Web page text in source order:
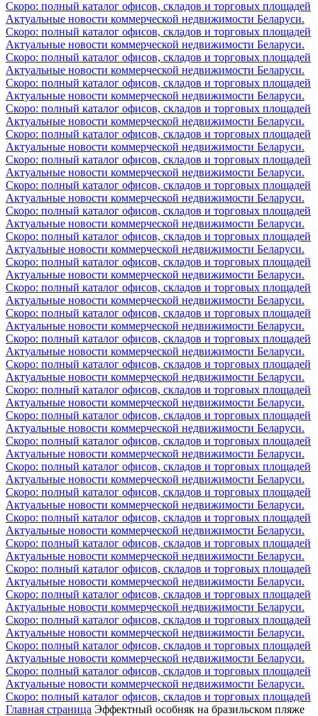
Скоро: полный каталог офисов, складов и торговых площадей
Актуальные новости коммерческой недвижимости Беларуси.
Скоро: полный каталог офисов, складов и торговых площадей
Актуальные новости коммерческой недвижимости Беларуси.
Скоро: полный каталог офисов, складов и торговых площадей
Актуальные новости коммерческой недвижимости Беларуси.
Скоро: полный каталог офисов, складов и торговых площадей
Актуальные новости коммерческой недвижимости Беларуси.
Скоро: полный каталог офисов, складов и торговых площадей
Актуальные новости коммерческой недвижимости Беларуси.
Скоро: полный каталог офисов, складов и торговых площадей
Актуальные новости коммерческой недвижимости Беларуси.
Скоро: полный каталог офисов, складов и торговых площадей
Актуальные новости коммерческой недвижимости Беларуси.
Скоро: полный каталог офисов, складов и торговых площадей
Актуальные новости коммерческой недвижимости Беларуси.
Скоро: полный каталог офисов, складов и торговых площадей
Актуальные новости коммерческой недвижимости Беларуси.
Скоро: полный каталог офисов, складов и торговых площадей
Актуальные новости коммерческой недвижимости Беларуси.
Скоро: полный каталог офисов, складов и торговых площадей
Актуальные новости коммерческой недвижимости Беларуси.
Скоро: полный каталог офисов, складов и торговых площадей
Актуальные новости коммерческой недвижимости Беларуси.
Скоро: полный каталог офисов, складов и торговых площадей
Актуальные новости коммерческой недвижимости Беларуси.
Скоро: полный каталог офисов, складов и торговых площадей
Актуальные новости коммерческой недвижимости Беларуси.
Скоро: полный каталог офисов, складов и торговых площадей
Актуальные новости коммерческой недвижимости Беларуси.
Скоро: полный каталог офисов, складов и торговых площадей
Актуальные новости коммерческой недвижимости Беларуси.
Скоро: полный каталог офисов, складов и торговых площадей
Актуальные новости коммерческой недвижимости Беларуси.
Скоро: полный каталог офисов, складов и торговых площадей
Актуальные новости коммерческой недвижимости Беларуси.
Скоро: полный каталог офисов, складов и торговых площадей
Актуальные новости коммерческой недвижимости Беларуси.
Скоро: полный каталог офисов, складов и торговых площадей
Актуальные новости коммерческой недвижимости Беларуси.
Скоро: полный каталог офисов, складов и торговых площадей
Актуальные новости коммерческой недвижимости Беларуси.
Скоро: полный каталог офисов, складов и торговых площадей
Актуальные новости коммерческой недвижимости Беларуси.
Скоро: полный каталог офисов, складов и торговых площадей
Актуальные новости коммерческой недвижимости Беларуси.
Скоро: полный каталог офисов, складов и торговых площадей
Актуальные новости коммерческой недвижимости Беларуси.
Скоро: полный каталог офисов, складов и торговых площадей
Актуальные новости коммерческой недвижимости Беларуси.
Скоро: полный каталог офисов, складов и торговых площадей
Актуальные новости коммерческой недвижимости Беларуси.
Скоро: полный каталог офисов, складов и торговых площадей
Актуальные новости коммерческой недвижимости Беларуси.
Скоро: полный каталог офисов, складов и торговых площадей
Главная страница Эффектный особняк на бразильском пляже